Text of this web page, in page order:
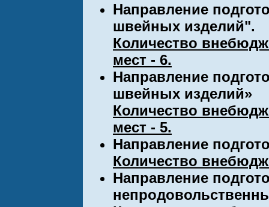
Направление
швейных изделий".
Количество
мест - 6.
Направление
швейных изделий»
Количество
мест - 5.
Направление
Количество
Направление